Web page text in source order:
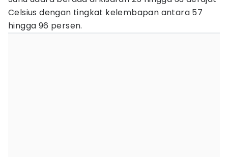
Celsius dengan tingkat kelembapan antara 57
hingga 96 persen.